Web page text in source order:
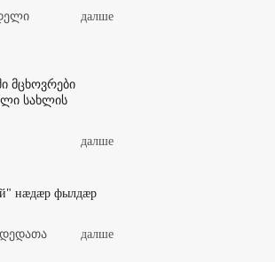
далше
მცხოვრები
სახლის
далше
нæдæр фылдæр
далше